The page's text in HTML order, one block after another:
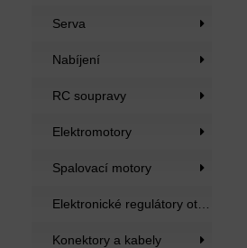
Serva
Nabíjení
RC soupravy
Elektromotory
Spalovací motory
Konektory a kabely